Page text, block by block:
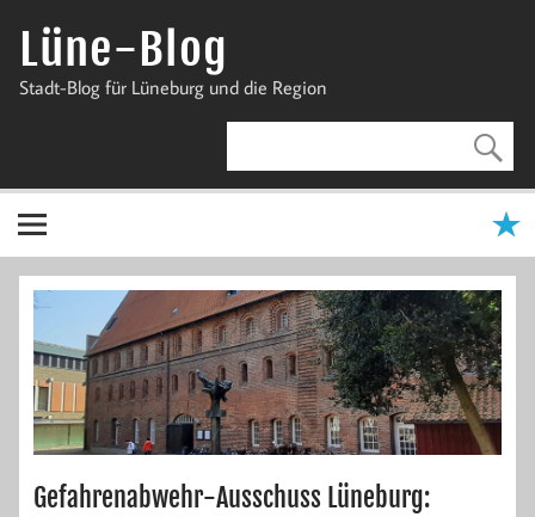
InhaltLüne-Blog
Stadt-Blog für Lüneburg und die Region
Gefahrenabwehr-Ausschuss Lüneburg: